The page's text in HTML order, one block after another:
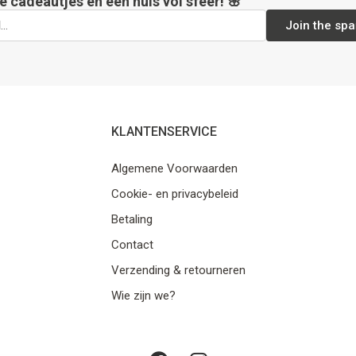
Join the
KLANTENSERVICE
Algemene Voorwaarden
Cookie- en privacybeleid
Betaling
Contact
Verzending & retourneren
Wie zijn we?